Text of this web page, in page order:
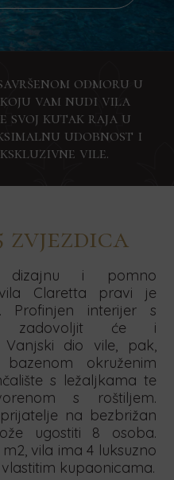
odmoru u
vam nudi vila
svoj kutak raja u
udobnost i
vile.
zvjezdica
dizajnu i pomno
Claretta pravi je
Profinjen interijer s
zadovoljit će i
Vanjski dio vile, pak,
okruženim
s ležaljkama te
s roštiljem.
na bezbrižan
ugostiti 8 osoba.
vila ima 4 luksuzno
kupaonicama.